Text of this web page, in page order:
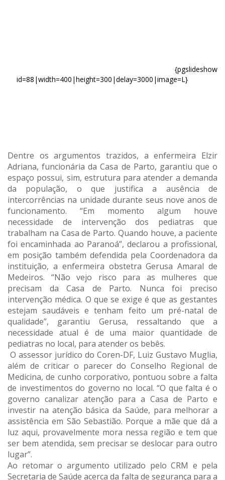
{pgslideshow
id=88|width=400|height=300|delay=3000|image=L}
Dentre os argumentos trazidos, a enfermeira Elzir
Adriana, funcionária da Casa de Parto, garantiu que o
espaço possui, sim, estrutura para atender a demanda
da população, o que justifica a ausência de
intercorrências na unidade durante seus nove anos de
funcionamento. “Em momento algum houve
necessidade de intervenção dos pediatras que
trabalham na Casa de Parto. Quando houve, a paciente
foi encaminhada ao Paranoá”, declarou a profissional,
em posição também defendida pela Coordenadora da
instituição, a enfermeira obstetra Gerusa Amaral de
Medeiros. “Não vejo risco para as mulheres que
precisam da Casa de Parto. Nunca foi preciso
intervenção médica. O que se exige é que as gestantes
estejam saudáveis e tenham feito um pré-natal de
qualidade”, garantiu Gerusa, ressaltando que a
necessidade atual é de uma maior quantidade de
pediatras no local, para atender os bebês.
O assessor jurídico do Coren-DF, Luiz Gustavo Muglia,
além de criticar o parecer do Conselho Regional de
Medicina, de cunho corporativo, pontuou sobre a falta
de investimentos do governo no local. “O que falta é o
governo canalizar atenção para a Casa de Parto e
investir na atenção básica da Saúde, para melhorar a
assistência em São Sebastião. Porque a mãe que dá a
luz aqui, provavelmente mora nessa região e tem que
ser bem atendida, sem precisar se deslocar para outro
lugar”.
Ao retomar o argumento utilizado pelo CRM e pela
Secretaria de Saúde acerca da falta de segurança para a